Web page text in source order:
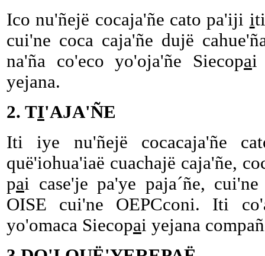
Ico nu'ñejë cocaja'ñe cato pa'iji i
cui'ne coca caja'ñe dujë
na'ña co'eco yo'oja'ñe Siecopai
yejana.
2. TI'AJA'ÑE
Iti iye nu'ñejë cocacaja'ñe
quë'iohua'iaë cuachajë caja'ñe,
pai case'je pa'ye paja´ñe,
OISE cui'ne OEPCconi. Iti
yo'omaca Siecopai yejana